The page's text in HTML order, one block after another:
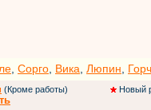
Сорго Вика Люпин
(Кроме работы)
Новый